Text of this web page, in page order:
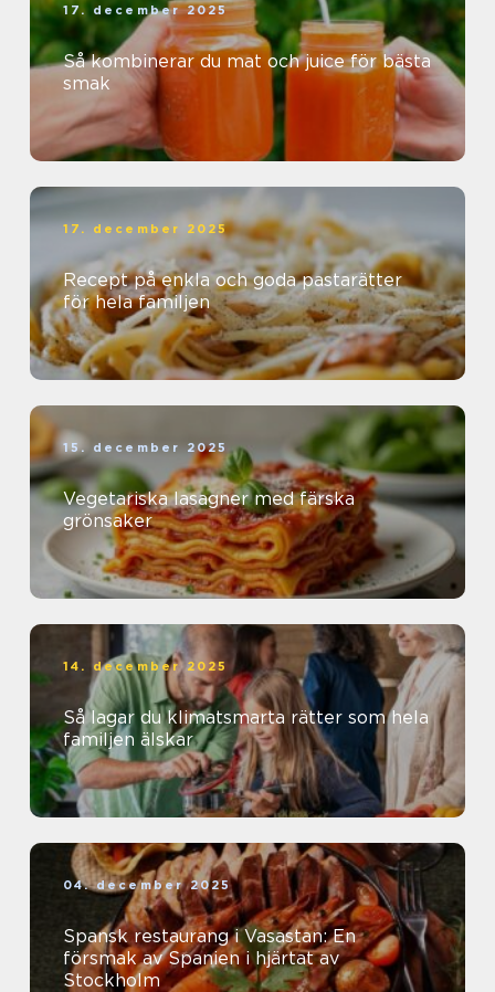
17. december 2025
Så kombinerar du mat och juice för bästa
smak
17. december 2025
Recept på enkla och goda pastarätter
för hela familjen
15. december 2025
Vegetariska lasagner med färska
grönsaker
14. december 2025
Så lagar du klimatsmarta rätter som hela
familjen älskar
04. december 2025
Spansk restaurang i Vasastan: En
försmak av Spanien i hjärtat av
Stockholm